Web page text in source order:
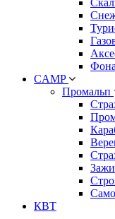
CAMP
Промальп
КВТ